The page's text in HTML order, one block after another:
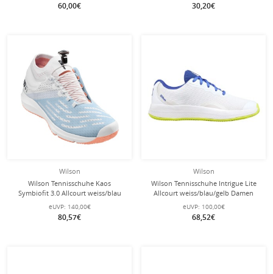
60,00€ 30,20€
Wilson
Wilson Tennisschuhe Kaos
Symbiofit 3.0 Allcourt weiss/blau
Damen
eUVP: 140,00€
80,57€
Wilson
Wilson Tennisschuhe Intrigue Lite
Allcourt weiss/blau/gelb Damen
eUVP: 100,00€
68,52€